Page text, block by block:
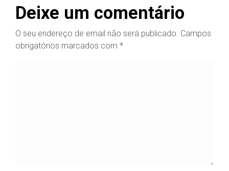
Deixe um comentário
O seu endereço de email não será publicado. Campos
obrigatórios marcados com *